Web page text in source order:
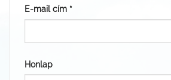
E-mail cím *
Honlap